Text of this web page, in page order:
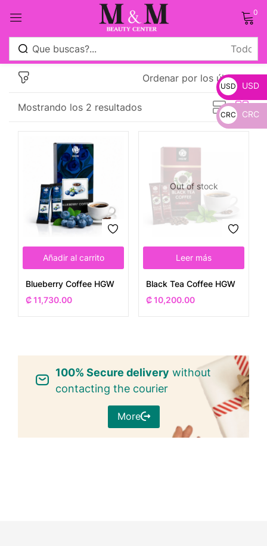
0
Mostrando los 2 resultados
Ordenar por los últimos
Añadir al carrito
Blueberry Coffee HGW
₡11,730.00
Out of stock
Leer más
Black Tea Coffee HGW
₡10,200.00
100% Secure delivery without
contacting the courier
More
USD
_
USD
CRC CRC
Sign in
Remember me
Crear una cuenta